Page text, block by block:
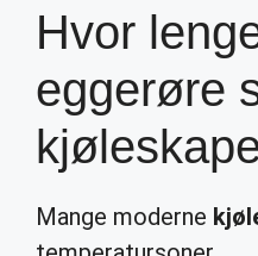
Hvor
eggerøre
Mange moderne